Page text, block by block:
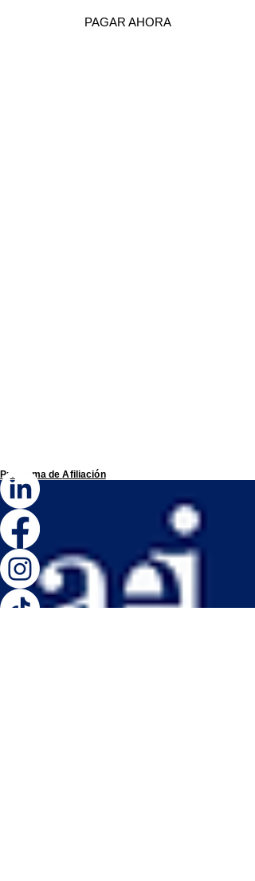
PAGAR AHORA
Programa deAfiliación